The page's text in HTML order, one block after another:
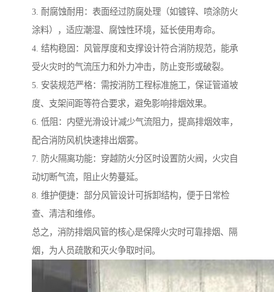
3. 耐腐蚀耐用：表面经过防腐处理（如镀锌、喷涂防火
涂料），适应潮湿、腐蚀性环境，延长使用寿命。
4. 结构稳固：风管厚度和支撑设计符合消防规范，能承
受火灾时的气流压力和外力冲击，防止变形或破裂。
5. 安装规范严格：需按消防工程标准施工，保证管道坡
度、支架间距等符合要求，避免影响排烟效果。
6. 低阻：内壁光滑设计减少气流阻力，提高排烟效率，
配合消防风机快速排出烟雾。
7. 防火隔离功能：穿越防火分区时设置防火阀，火灾自
动切断气流，阻止火势蔓延。
8. 维护便捷：部分风管设计可拆卸结构，便于日常检
查、清洁和维修。
总之，消防排烟风管的核心是保障火灾时可靠排烟、隔
烟，为人员疏散和灭火争取时间。